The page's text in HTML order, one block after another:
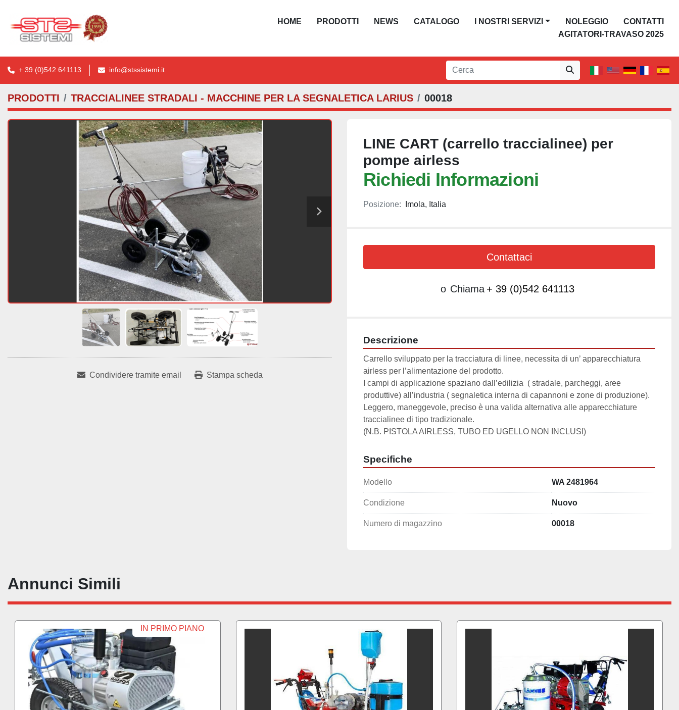
HOME PRODOTTI NEWS CATALOGO I NOSTRI SERVIZI NOLEGGIO
CONTATTI
AGITATORI-TRAVASO 2025
+ 39 (0)542 641113 info@stssistemi.it
PRODOTTI TRACCIALINEE STRADALI - MACCHINE PER LA SEGNALETICA LARIUS 00018
Condividere tramite email Stampa scheda
LINE CART (carrello traccialinee) per
pompe airless
Richiedi Informazioni
Posizione: Imola, Italia
Contattaci
o Chiama + 39 (0)542 641113
Descrizione
Carrello sviluppato per la tracciatura di linee, necessita di un’ apparecchiatura
airless per l’alimentazione del prodotto.
I campi di applicazione spaziano dall’edilizia  ( stradale, parcheggi, aree
produttive) all’industria ( segnaletica interna di capannoni e zone di produzione).
Leggero, maneggevole, preciso è una valida alternativa alle apparecchiature
traccialinee di tipo tradizionale.
(N.B. PISTOLA AIRLESS, TUBO ED UGELLO NON INCLUSI)
Specifiche
Modello WA 2481964
Condizione Nuovo
Numero di magazzino 00018
Annunci Simili